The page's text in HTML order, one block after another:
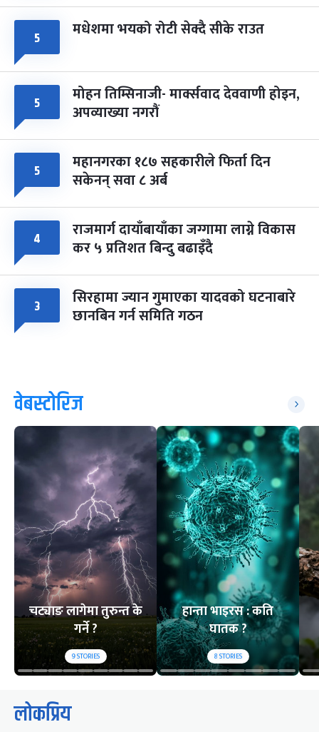
५ मधेशमा भयको रोटी सेक्दै सीके राउत
५ मोहन तिम्सिनाजी- मार्क्सवाद देववाणी होइन,
अपव्याख्या नगरौं
५ महानगरका १८७ सहकारीले फिर्ता दिन
सकेनन् सवा ८ अर्ब
४ राजमार्ग दायाँबायाँका जग्गामा लाग्ने विकास
कर ५ प्रतिशत बिन्दु बढाइँदै
३ सिरहामा ज्यान गुमाएका यादवको घटनाबारे
छानबिन गर्न समिति गठन
वेबस्टोरिज
चट्याङ लागेमा तुरुन्त के
गर्ने ?
9STORIES
हान्ता भाइरस : कति
घातक ?
8STORIES
लोकप्रिय